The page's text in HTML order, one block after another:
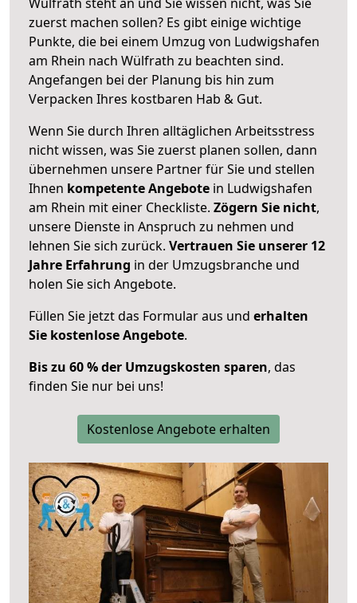
zuerst machen sollen? Es gibt einige wichtige
Punkte, die bei einem Umzug von Ludwigshafen
am Rhein nach Wülfrath zu beachten sind.
Angefangen bei der Planung bis hin zum
Verpacken Ihres kostbaren Hab & Gut.
Wenn Sie durch Ihren alltäglichen Arbeitsstress
nicht wissen, was Sie zuerst planen sollen, dann
übernehmen unsere Partner für Sie und stellen
Ihnen kompetente Angebote in Ludwigshafen
am Rhein mit einer Checkliste. Zögern Sie nicht,
unsere Dienste in Anspruch zu nehmen und
lehnen Sie sich zurück. Vertrauen Sie unserer 12
Jahre Erfahrung in der Umzugsbranche und
holen Sie sich Angebote.
Füllen Sie jetzt das Formular aus und erhalten
Sie kostenlose Angebote.
Bis zu 60 % der Umzugskosten sparen, das
finden Sie nur bei uns!
Kostenlose Angebote erhalten